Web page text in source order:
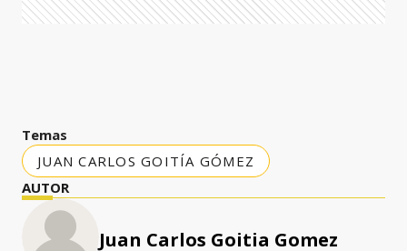
Temas
JUAN CARLOS GOITÍA GÓMEZ
AUTOR
Juan Carlos Goitia Gomez